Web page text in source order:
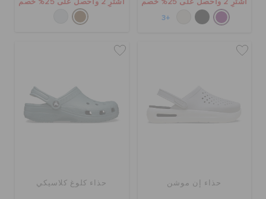
اشترِ 2 واحصل على 25% خصم
+3
اشترِ 2 واحصل على 25% خصم
حذاء إن موشن حذاء كلوغ كلاسيكي